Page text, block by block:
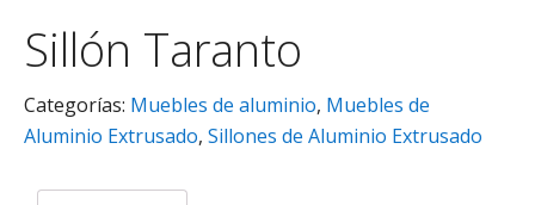
Sillón Taranto
Categorías: Muebles de aluminio, Muebles de
Aluminio Extrusado, Sillones de Aluminio Extrusado